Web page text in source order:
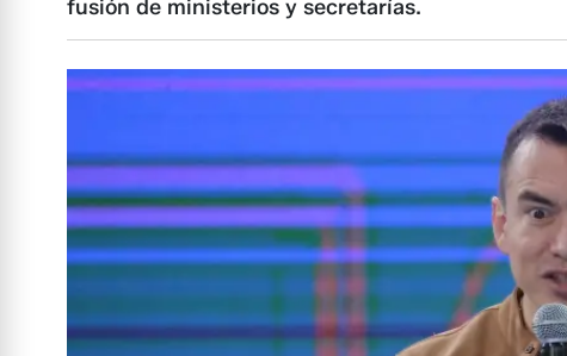
fusión de ministerios y secretarías.